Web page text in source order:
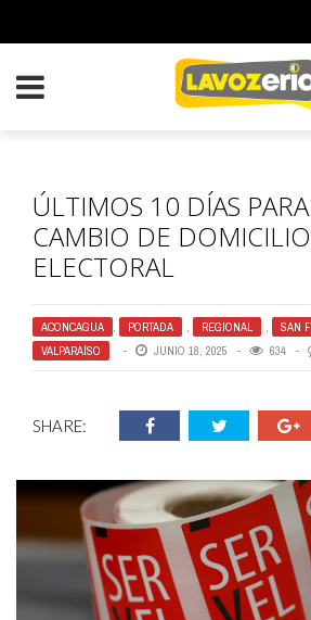
ÚLTIMOS 10 DÍAS
CAMBIO DE DOMICILIO
ELECTORAL
ACONCAGUA , PORTADA , REGIONAL , SAN
VALPARAÍSO
JUNIO 18, 2025 634
SHARE: